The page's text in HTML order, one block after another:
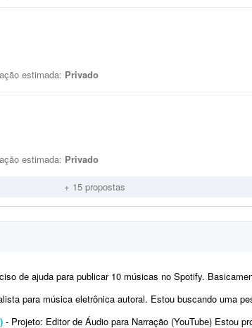
estimada: Privado
estimada: Privado
+ 15 propostas
de ajuda para publicar 10 músicas no Spotify. Basicamente, preciso que alguém me ajude a
música eletrônica autoral. Estou buscando uma pessoa para gravar os vocais de uma faixa
- Projeto: Editor de Áudio para Narração (YouTube) Estou procurando um editor de áudio